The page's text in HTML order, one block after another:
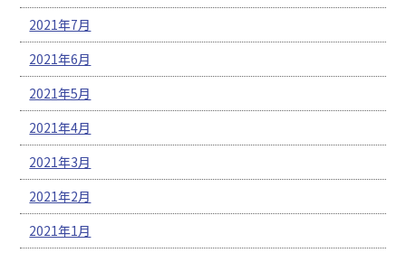
2021年7月
2021年6月
2021年5月
2021年4月
2021年3月
2021年2月
2021年1月